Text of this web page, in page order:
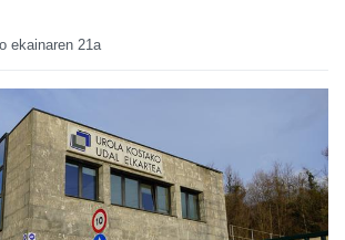
ekainaren 21a